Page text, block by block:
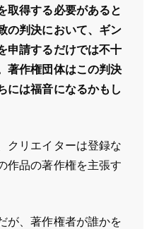
取得する必要があると
の判決において、ギン
申請するだけでは不十
著作権団体はこの判決
には福音になるかもし
クリエイターは登録な
作品の著作権を主張す
が、著作権者が誰かを